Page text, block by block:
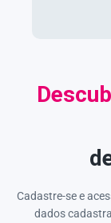
Cadastre-se e
dados